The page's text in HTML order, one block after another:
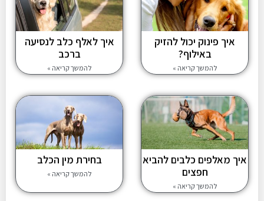
איך פינוק יכול להזיק
באילוף?
להמשך קריאה »
איך לאלף כלב לנסיעה
ברכב
להמשך קריאה »
איך מאלפים כלבים להביא
חפצים
להמשך קריאה »
בחירת מין הכלב
להמשך קריאה »